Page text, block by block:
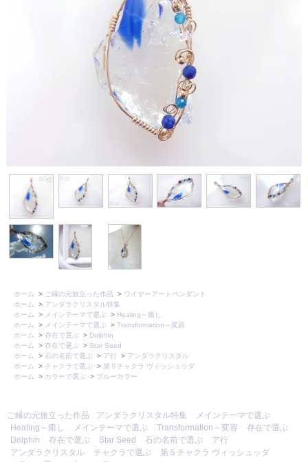
ホーム > ご縁の元旅立った作品 > ワイヤーアートペンダント
ホーム
> アンダラクリスタル特集
ホーム
> メインテーマで選ぶ > Healing～癒し
ホーム
> メインテーマで選ぶ > Transformation～変容
ホーム
> 存在で選ぶ > Dolphin
ホーム
> 存在で選ぶ > Star Seed
ホーム
> 石の名前で選ぶ > ア行 > アンダラクリスタル
ホーム
> チャクラで選ぶ > 第５チャクラ ヴィッシュッダ
ホーム
> カラーで選ぶ > ブルーカラー
ご縁の元旅立った作品 アンダラクリスタル特集
メインテーマで選ぶ
Healing～癒し
メインテーマで選ぶ Transformation～変容
存在で選ぶ
Dolphin
存在で選ぶ Star Seed 石の名前で選ぶ
ア行
アンダラクリスタル
チャクラで選ぶ
第５チャクラ ヴィッシュッダ